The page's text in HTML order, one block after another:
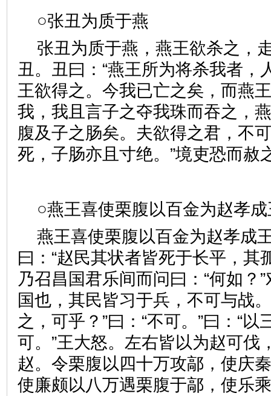
○张丑为质于燕
张丑为质于燕，燕王欲杀之，
丑。丑曰：“燕王所为将杀我者，
王欲得之。今我已亡之矣，而燕
我，我且言子之夺我珠而吞之，
腹及子之肠矣。夫欲得之君，不
死，子肠亦且寸绝。”境吏恐
○燕王喜使栗腹以百金为赵孝
燕王喜使栗腹以百金为赵孝成
曰：“赵民其状者皆死于长平，其
乃召昌国君乐间而问曰：“何如？
国也，其民皆习于兵，不可与战
之，可乎？”曰：“不可。”曰：“以
可。”王大怒。左右皆以为赵可伐
赵。令栗腹以四十万攻鄗，使庆
使廉颇以八万遇栗腹于鄗，使乐